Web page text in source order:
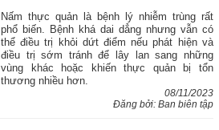
Nấm thực quản là bệnh lý nhiễm trùng rất
phổ biến. Bệnh khá dai dẳng nhưng vẫn có
thể điều trị khỏi dứt điểm nếu phát hiện và
điều trị sớm tránh để lây lan sang những
vùng khác hoặc khiến thực quản bị tổn
thương nhiều hơn.
08/11/2023
Đăng bởi: Ban biên tập